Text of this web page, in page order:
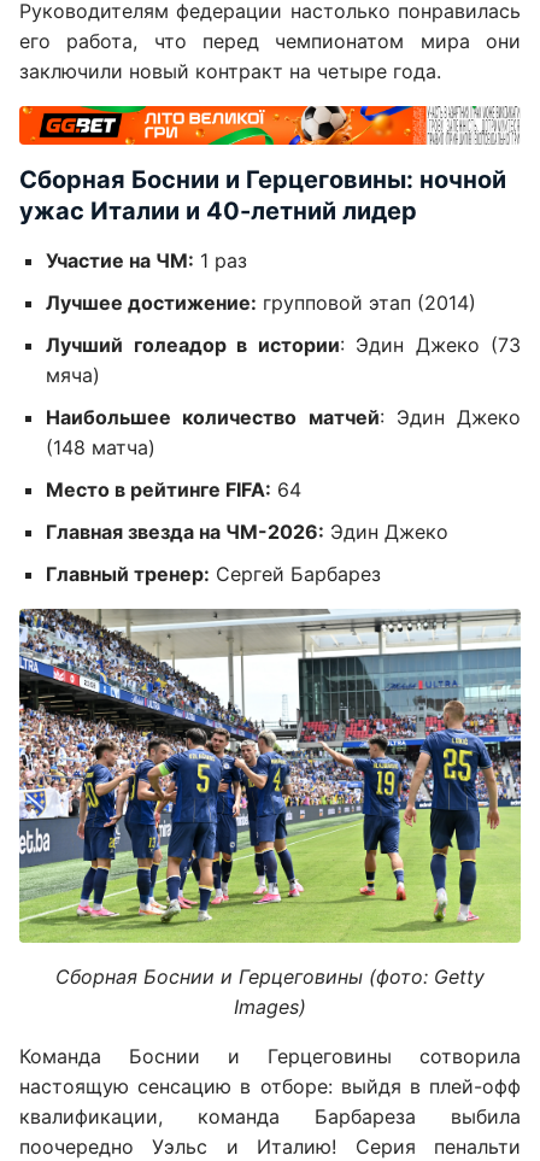
Руководителям федерации настолько понравилась
его работа, что перед чемпионатом мира они
заключили новый контракт на четыре года.
Сборная Боснии и Герцеговины: ночной
ужас Италии и 40-летний лидер
Участие на ЧМ: 1 раз
Лучшее достижение: групповой этап (2014)
Лучший голеадор в истории: Эдин Джеко (73
мяча)
Наибольшее количество матчей: Эдин Джеко
(148 матча)
Место в рейтинге FIFA: 64
Главная звезда на ЧМ-2026: Эдин Джеко
Главный тренер: Сергей Барбарез
Сборная Боснии и Герцеговины (фото: Getty
Images)
Команда Боснии и Герцеговины сотворила
настоящую сенсацию в отборе: выйдя в плей-офф
квалификации, команда Барбареза выбила
поочередно Уэльс и Италию! Серия пенальти